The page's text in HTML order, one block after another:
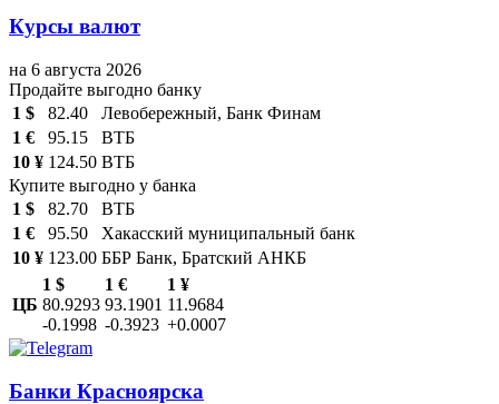
Курсы валют
на 6 августа 2026
Продайте выгодно банку
1 $
82.40
Левобережный, Банк Финам
1 €
95.15
ВТБ
10 ¥ 124.50 ВТБ
Купите выгодно у банка
1 $
82.70
ВТБ
1 €
95.50
Хакасский муниципальный банк
10 ¥ 123.00 ББР Банк, Братский АНКБ
ЦБ
1 $
80.9293
-0.1998
1 €
93.1901
-0.3923
1 ¥
11.9684
+0.0007
Банки Красноярска